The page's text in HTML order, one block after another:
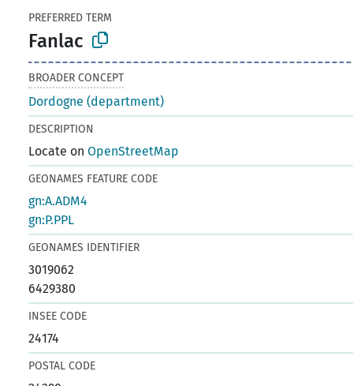
PREFERRED TERM
Fanlac
BROADER CONCEPT
Dordogne (department)
DESCRIPTION
Locate onOpenStreetMap
GEONAMES FEATURE CODE
gn:A.ADM4
gn:P.PPL
GEONAMES IDENTIFIER
3019062
6429380
INSEE CODE
24174
POSTAL CODE